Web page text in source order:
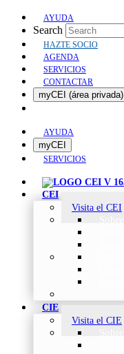
AYUDA
Search
HAZTE SOCIO
AGENDA
SERVICIOS
CONTACTAR
myCEI (área privada)
AYUDA
myCEI
SERVICIOS
CEI
Visita el CEI
CIE
Visita el CIE